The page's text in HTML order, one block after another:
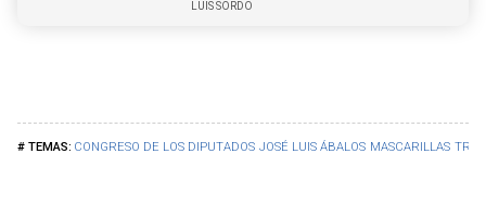
CONGRESO DE LOS DIPUTADOS JOSÉ LUIS ÁBALOS MASCARILLAS
LUIS SORDO